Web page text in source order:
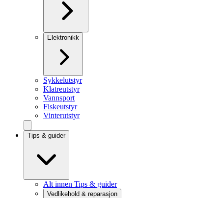
Elektronikk
Sykkelutstyr
Klatreutstyr
Vannsport
Fiskeutstyr
Vinterutstyr
Tips & guider
Alt innen Tips & guider
Vedlikehold & reparasjon